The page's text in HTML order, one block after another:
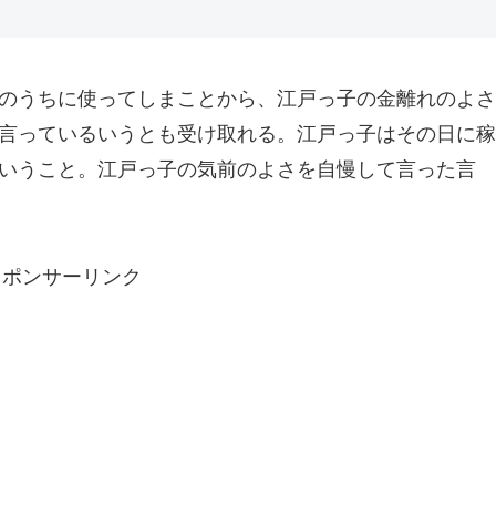
うちに使ってしまことから、江戸っ子の金離れのよさ
っているいうとも受け取れる。江戸っ子はその日に稼
うこと。江戸っ子の気前のよさを自慢して言った言
ポンサーリンク